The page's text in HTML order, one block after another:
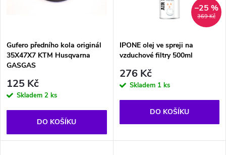
p
r
o
d
s
p
r
o
d
Gufero předního kola originál
35X47X7 KTM Husqvarna
GASGAS
125 Kč
Skladem 2 ks
DO KOŠÍKU
369 Kč
–25 %
IPONE olej ve spreji na
vzduchové filtry 500ml
276 Kč
Skladem 1 ks
DO KOŠÍKU